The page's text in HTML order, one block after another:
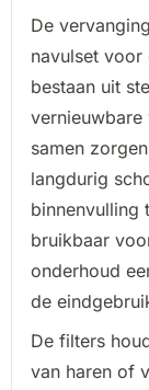
De
navulset
bestaan uit
samen
langdurig
binnenvulling
bruikbaar
onderhoud
de
De filters
van haren of